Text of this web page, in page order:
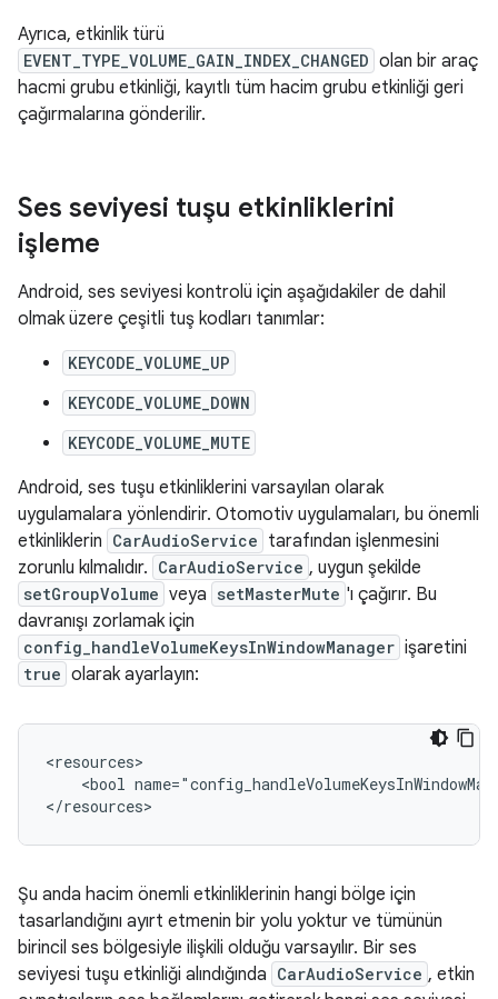
Ayrıca, etkinlik türü
EVENT_TYPE_VOLUME_GAIN_INDEX_CHANGED olan bir araç
hacmi grubu etkinliği, kayıtlı tüm hacim grubu etkinliği geri
çağırmalarına gönderilir.
Ses seviyesi tuşu etkinliklerini
işleme
Android, ses seviyesi kontrolü için aşağıdakiler de dahil
olmak üzere çeşitli tuş kodları tanımlar:
KEYCODE_VOLUME_UP
KEYCODE_VOLUME_DOWN
KEYCODE_VOLUME_MUTE
Android, ses tuşu etkinliklerini varsayılan olarak
uygulamalara yönlendirir. Otomotiv uygulamaları, bu önemli
etkinliklerin CarAudioService tarafından işlenmesini
zorunlu kılmalıdır. CarAudioService , uygun şekilde
setGroupVolume veya setMasterMute 'ı çağırır. Bu
davranışı zorlamak için
config_handleVolumeKeysInWindowManager işaretini
true olarak ayarlayın:
<resources>
<bool
Şu anda hacim önemli etkinliklerinin hangi bölge için
tasarlandığını ayırt etmenin bir yolu yoktur ve tümünün
birincil ses bölgesiyle ilişkili olduğu varsayılır. Bir ses
seviyesi tuşu etkinliği alındığında CarAudioService , etkin